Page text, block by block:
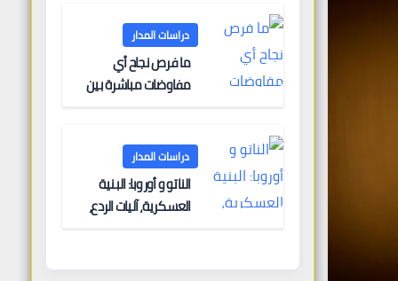
دراسات المدار
ما فرص نجاح أي
مفاوضات مباشرة بين
دراسات المدار
الناتو و أوروبا: البنية
العسكرية، آليات الردع،